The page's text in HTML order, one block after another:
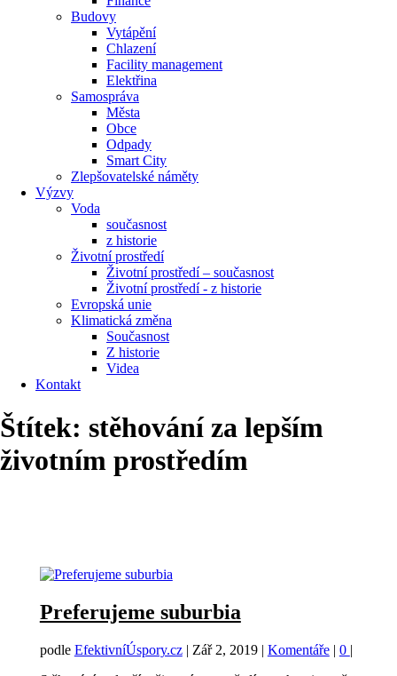
Budovy
Vytápění
Chlazení
Facility management
Elektřina
Samospráva
Města
Obce
Odpady
Smart City
Zlepšovatelské náměty
Výzvy
Voda
současnost
z historie
Životní prostředí
Životní prostředí – současnost
Životní prostředí ​- z historie
Evropská unie
Klimatická změna
Současnost
Z historie
Videa
Kontakt
Štítek: stěhování za lepším
životním prostředím
Preferujeme suburbia
podle EfektivníÚspory.cz| Zář 2, 2019| Komentáře| 0 |